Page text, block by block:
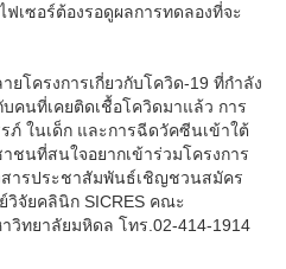
เซอร์ต้องรอดูผลการทดลองที่จะ
ยโครงการเกี่ยวกับโควิด-19 ที่กำลัง
คนที่เคยติดเชื้อโควิดมาแล้ว การ
ในเด็ก และการฉีดวัคซีนเข้าใต้
ชนที่สนใจอยากเข้าร่วมโครงการ
ารประชาสัมพันธ์เชิญชวนสมัคร
วิจัยคลินิก SICRES คณะ
ทยาลัยมหิดล โทร.02-414-1914